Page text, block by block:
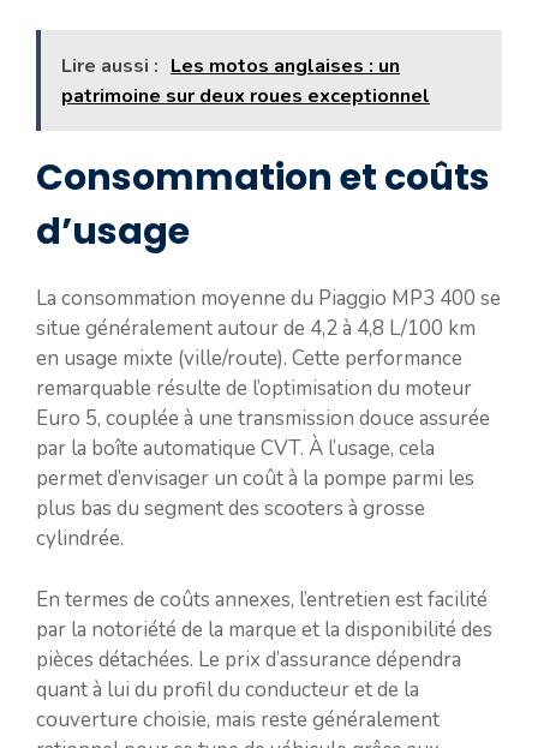
Lire aussi : Les motos anglaises : un
patrimoine sur deux roues exceptionnel
Consommation et coûts
d’usage
La consommation moyenne du Piaggio MP3 400 se
situe généralement autour de 4,2 à 4,8 L/100 km
en usage mixte (ville/route). Cette performance
remarquable résulte de l’optimisation du moteur
Euro 5, couplée à une transmission douce assurée
par la boîte automatique CVT. À l’usage, cela
permet d’envisager un coût à la pompe parmi les
plus bas du segment des scooters à grosse
cylindrée.
En termes de coûts annexes, l’entretien est facilité
par la notoriété de la marque et la disponibilité des
pièces détachées. Le prix d’assurance dépendra
quant à lui du profil du conducteur et de la
couverture choisie, mais reste généralement